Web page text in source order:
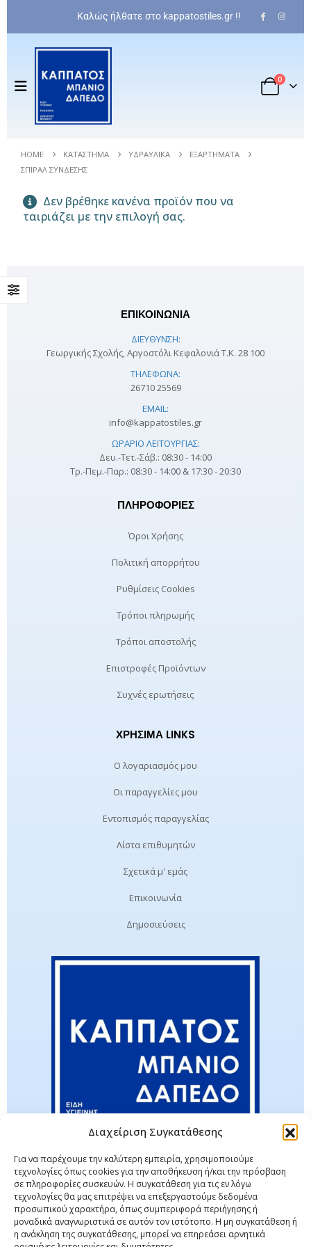
Διαχείριση Συγκατάθεσης
Για να παρέχουμε την καλύτερη εμπειρία, χρησιμοποιούμε
τεχνολογίες όπως cookies για την αποθήκευση ή/και την πρόσβαση
σε πληροφορίες συσκευών. Η συγκατάθεση για τις εν λόγω
τεχνολογίες θα μας επιτρέψει να επεξεργαστούμε δεδομένα
προσωπικού χαρακτήρα, όπως συμπεριφορά περιήγησης ή
μοναδικά αναγνωριστικά σε αυτόν τον ιστότοπο. Η μη συγκατάθεση ή
η ανάκληση της συγκατάθεσης, μπορεί να επηρεάσει αρνητικά
Καλώς ήλθατε στο kappatostiles.gr !!
0
HOME ΚΑΤΆΣΤΗΜΑ ΥΔΡΑΥΛΙΚΆ
ΕΞΑΡΤΉΜΑΤΑ
ΣΠΙΡΆΛ ΣΎΝΔΕΣΗΣ
Δεν βρέθηκε κανένα προϊόν που να
ταιριάζει με την επιλογή σας.
out of 5
36,00€
Olympia Bea Rimless
0out of 5
369,00 €
0 out of 5
ΕΠΙΚΟΙΝΩΝΙΑ
ΔΙΕΎΘΥΝΣΗ:
Γεωργικής Σχολής, Αργοστόλι Κεφαλονιά Τ.Κ. 28 100
ΤΗΛΈΦΩΝΑ:
26710 25569
EMAIL:
info@kappatostiles.gr
ΩΡΆΡΙΟ ΛΕΙΤΟΥΡΓΊΑΣ:
Δευ.-Τετ.-Σάβ.: 08:30 - 14:00
Τρ.-Πεμ.-Παρ.: 08:30 - 14:00 & 17:30 - 20:30
ΠΛΗΡΟΦΟΡΊΕΣ
Όροι Χρήσης
Πολιτική απορρήτου
Ρυθμίσεις Cookies
Τρόποι πληρωμής
Τρόποι αποστολής
Επιστροφές Προϊόντων
Συχνές ερωτήσεις
ΧΡΉΣΙΜΑ LINKS
Ο λογαριασμός μου
Οι παραγγελίες μου
Εντοπισμός παραγγελίας
Λίστα επιθυμητών
Σχετικά μ' εμάς
Επικοινωνία
Δημοσιεύσεις